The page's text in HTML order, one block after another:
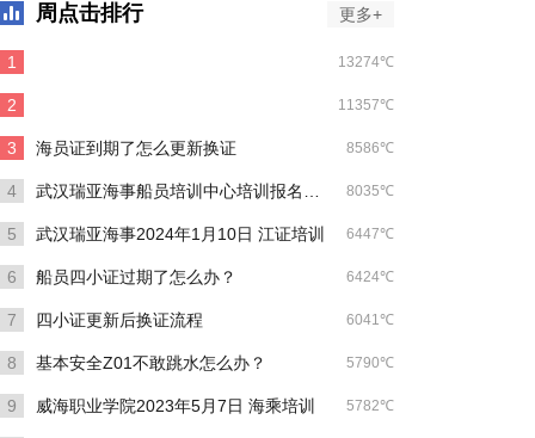
周点击排行 更多+
13274℃
1
11357℃
2
船员证书过期，如何培训更新？
8586℃
3 海员证到期了怎么更新换证
8035℃
4
6447℃
5 武汉瑞亚海事2024年1月10日 江证培训
6424℃
6 船员四小证过期了怎么办？
6041℃
7 四小证更新后换证流程
5790℃
8 基本安全Z01不敢跳水怎么办？
5782℃
9 威海职业学院2023年5月7日 海乘培训